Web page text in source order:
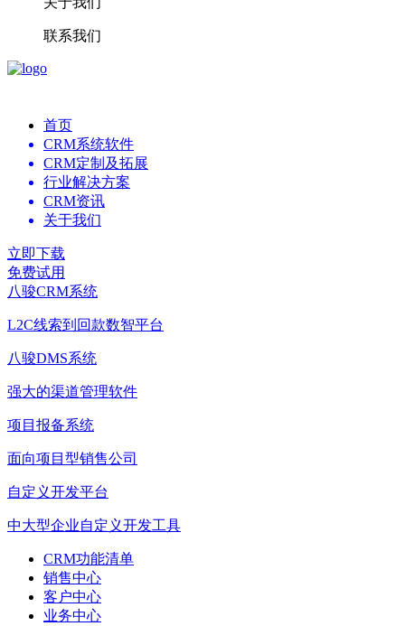
联系我们
首页
CRM系统软件
CRM定制及拓展
行业解决方案
CRM资讯
关于我们
立即下载
免费试用
八骏CRM系统
L2C线索到回款数智平台
八骏DMS系统
强大的渠道管理软件
项目报备系统
面向项目型销售公司
自定义开发平台
中大型企业自定义开发工具
CRM功能清单
销售中心
客户中心
业务中心